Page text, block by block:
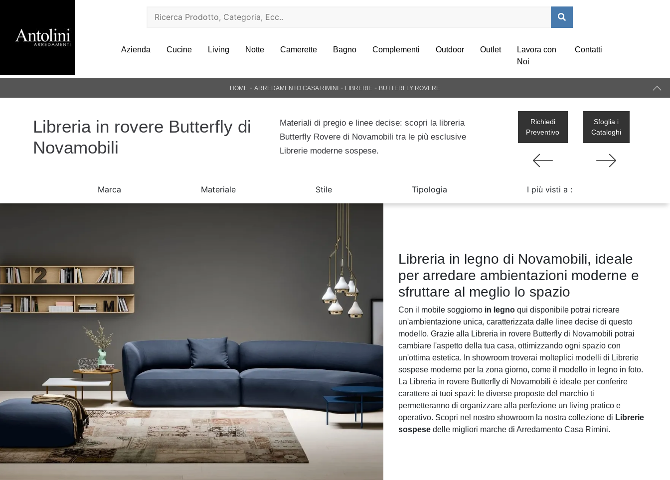
Azienda Cucine Living Notte Camerette Bagno Complementi Outdoor Outlet
Lavora con
Noi
Contatti
HOME - ARREDAMENTO CASA RIMINI - LIBRERIE - BUTTERFLY ROVERE
Libreria in rovere Butterfly di
Novamobili
Materiali di pregio e linee decise: scopri la libreria
Butterfly Rovere di Novamobili tra le più esclusive
Librerie moderne sospese.
Richiedi
Preventivo
Sfoglia i
Cataloghi
Marca Materiale Stile Tipologia I più visti a :
Libreria in legno di Novamobili, ideale
per arredare ambientazioni moderne e
sfruttare al meglio lo spazio
Con il mobile soggiorno in legno qui disponibile potrai ricreare
un'ambientazione unica, caratterizzata dalle linee decise di questo
modello. Grazie alla Libreria in rovere Butterfly di Novamobili potrai
cambiare l'aspetto della tua casa, ottimizzando ogni spazio con
un'ottima estetica. In showroom troverai molteplici modelli di Librerie
sospese moderne per la zona giorno, come il modello in legno in foto.
La Libreria in rovere Butterfly di Novamobili è ideale per conferire
carattere ai tuoi spazi: le diverse proposte del marchio ti
permetteranno di organizzare alla perfezione un living pratico e
operativo. Scopri nel nostro showroom la nostra collezione di Librerie
sospese delle migliori marche di Arredamento Casa Rimini.